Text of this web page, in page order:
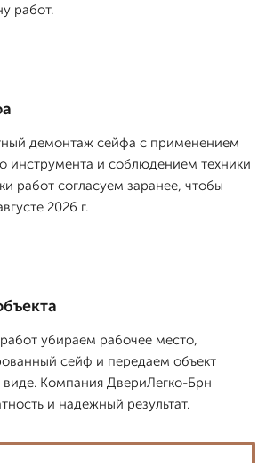
работ.
демонтаж сейфа с применением
инструмента и соблюдением техники
работ согласуем заранее, чтобы
2026 г.
убираем рабочее место,
сейф и передаем объект
виде. Компания ДвериЛегко-Брн
и надежный результат.